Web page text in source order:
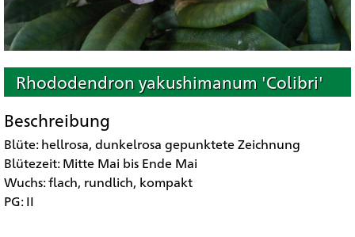
Rhododendron yakushimanum 'Colibri'
Beschreibung
Blüte: hellrosa, dunkelrosa gepunktete Zeichnung
Blütezeit: Mitte Mai bis Ende Mai
Wuchs: flach, rundlich, kompakt
PG: II